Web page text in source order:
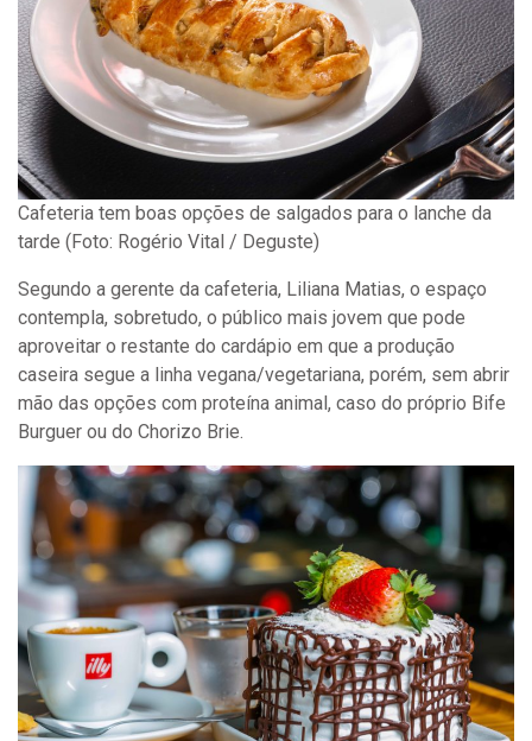
Cafeteria tem boas opções de salgados para o lanche da
tarde (Foto: Rogério Vital / Deguste)
Segundo a gerente da cafeteria, Liliana Matias, o espaço
contempla, sobretudo, o público mais jovem que pode
aproveitar o restante do cardápio em que a produção
caseira segue a linha vegana/vegetariana, porém, sem abrir
mão das opções com proteína animal, caso do próprio Bife
Burguer ou do Chorizo Brie.